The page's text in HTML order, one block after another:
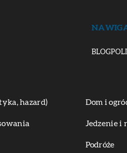
BLOG
hazard) Dom i
Jedzenie i
Podróże